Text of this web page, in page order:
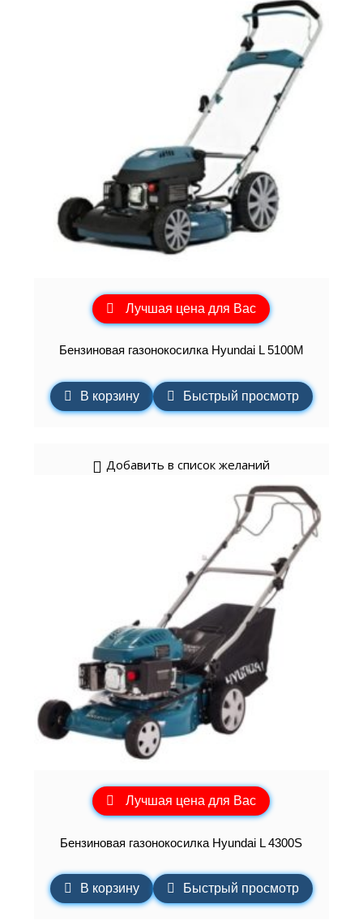
Лучшая цена для Вас
Бензиновая газонокосилка Hyundai L 5100M
В корзину Быстрый просмотр
Добавить в список желаний
Лучшая цена для Вас
Бензиновая газонокосилка Hyundai L 4300S
В корзину Быстрый просмотр